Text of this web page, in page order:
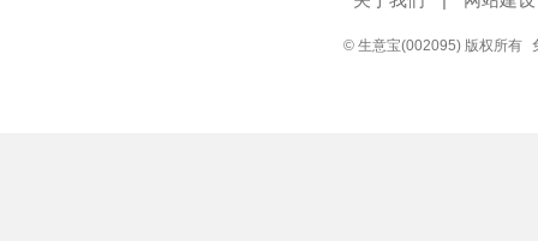
© 生意宝(002095) 版权所有